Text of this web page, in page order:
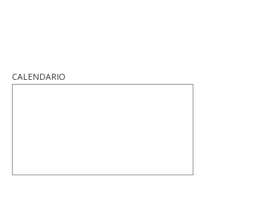
CALENDARIO